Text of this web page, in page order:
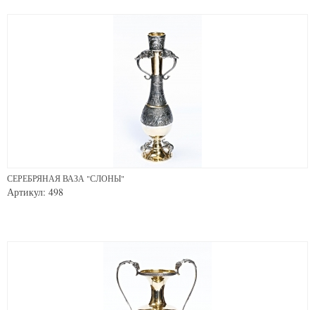
СЕРЕБРЯНАЯ ВАЗА "СЛОНЫ"
Артикул: 498